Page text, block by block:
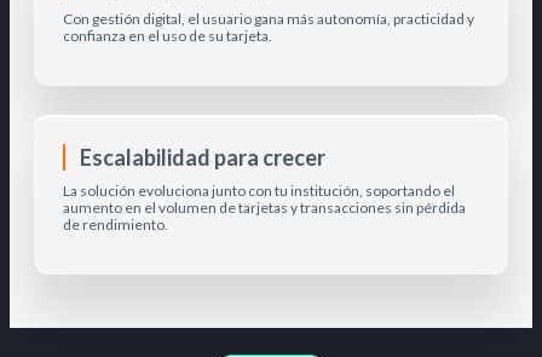
Con gestión digital, el usuario gana más autonomía, practicidad y
confianza en el uso de su tarjeta.
Escalabilidad para crecer
La solución evoluciona junto con tu institución, soportando el
aumento en el volumen de tarjetas y transacciones sin pérdida
de rendimiento.